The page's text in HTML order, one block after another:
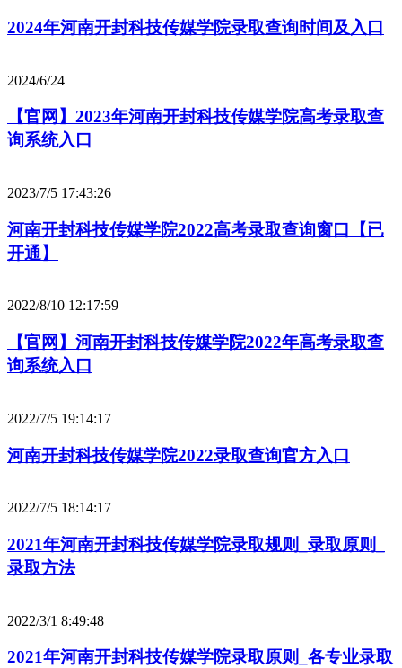
2024年河南开封科技传媒学院录取查询时间及入口
2024/6/24
【官网】2023年河南开封科技传媒学院高考录取查
询系统入口
2023/7/5 17:43:26
河南开封科技传媒学院2022高考录取查询窗口【已
开通】
2022/8/10 12:17:59
【官网】河南开封科技传媒学院2022年高考录取查
询系统入口
2022/7/5 19:14:17
河南开封科技传媒学院2022录取查询官方入口
2022/7/5 18:14:17
2021年河南开封科技传媒学院录取规则_录取原则_
录取方法
2022/3/1 8:49:48
2021年河南开封科技传媒学院录取原则_各专业录取